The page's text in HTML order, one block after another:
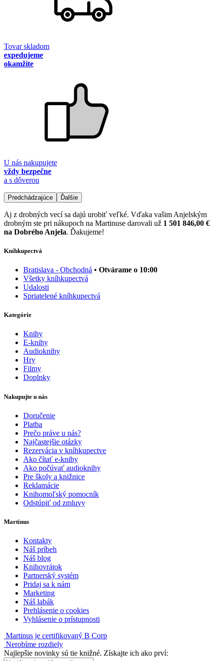
Tovar skladom
expedujeme
okamžite
U nás nakupujete
vždy bezpečne
a s dôverou
Predchádzajúce Ďalšie
Aj z drobných vecí sa dajú urobiť veľké. Vďaka vašim Anjelským
drobným ste pri nákupoch na Martinuse darovali už 1 501 846,00 €
na Dobrého Anjela. Ďakujeme!
Kníhkupectvá
Bratislava - Obchodná • Otvárame o 10:00
Všetky kníhkupectvá
Udalosti
Spriatelené kníhkupectvá
Kategórie
Knihy
E-knihy
Audioknihy
Hry
Filmy
Doplnky
Nakupujte u nás
Doručenie
Platba
Prečo práve u nás?
Najčastejšie otázky
Rezervácia v kníhkupectve
Ako čítať e-knihy
Ako počúvať audioknihy
Pre školy a knižnice
Reklamácie
Knihomoľský pomocník
Odstúpiť od zmluvy
Martinus
Kontakty
Náš príbeh
Náš blog
Knihovrátok
Partnerský systém
Pridaj sa k nám
Marketing
Náš labák
Prehlásenie o cookies
Vyhlásenie o prístupnosti
Martinus je certifikovaný B Corp
Nerobíme rozdiely
Najlepšie novinky sú tie knižné. Získajte ich ako prví: